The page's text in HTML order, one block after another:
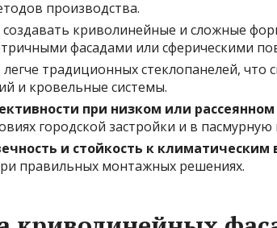
производства.
создавать криволинейные и сложные
фасадами или сферическими
легче традиционных стеклопанелей, что
и кровельные системы.
при низком или
городской застройки и в пасмурную
и стойкость к климатическим
правильных монтажных решениях.